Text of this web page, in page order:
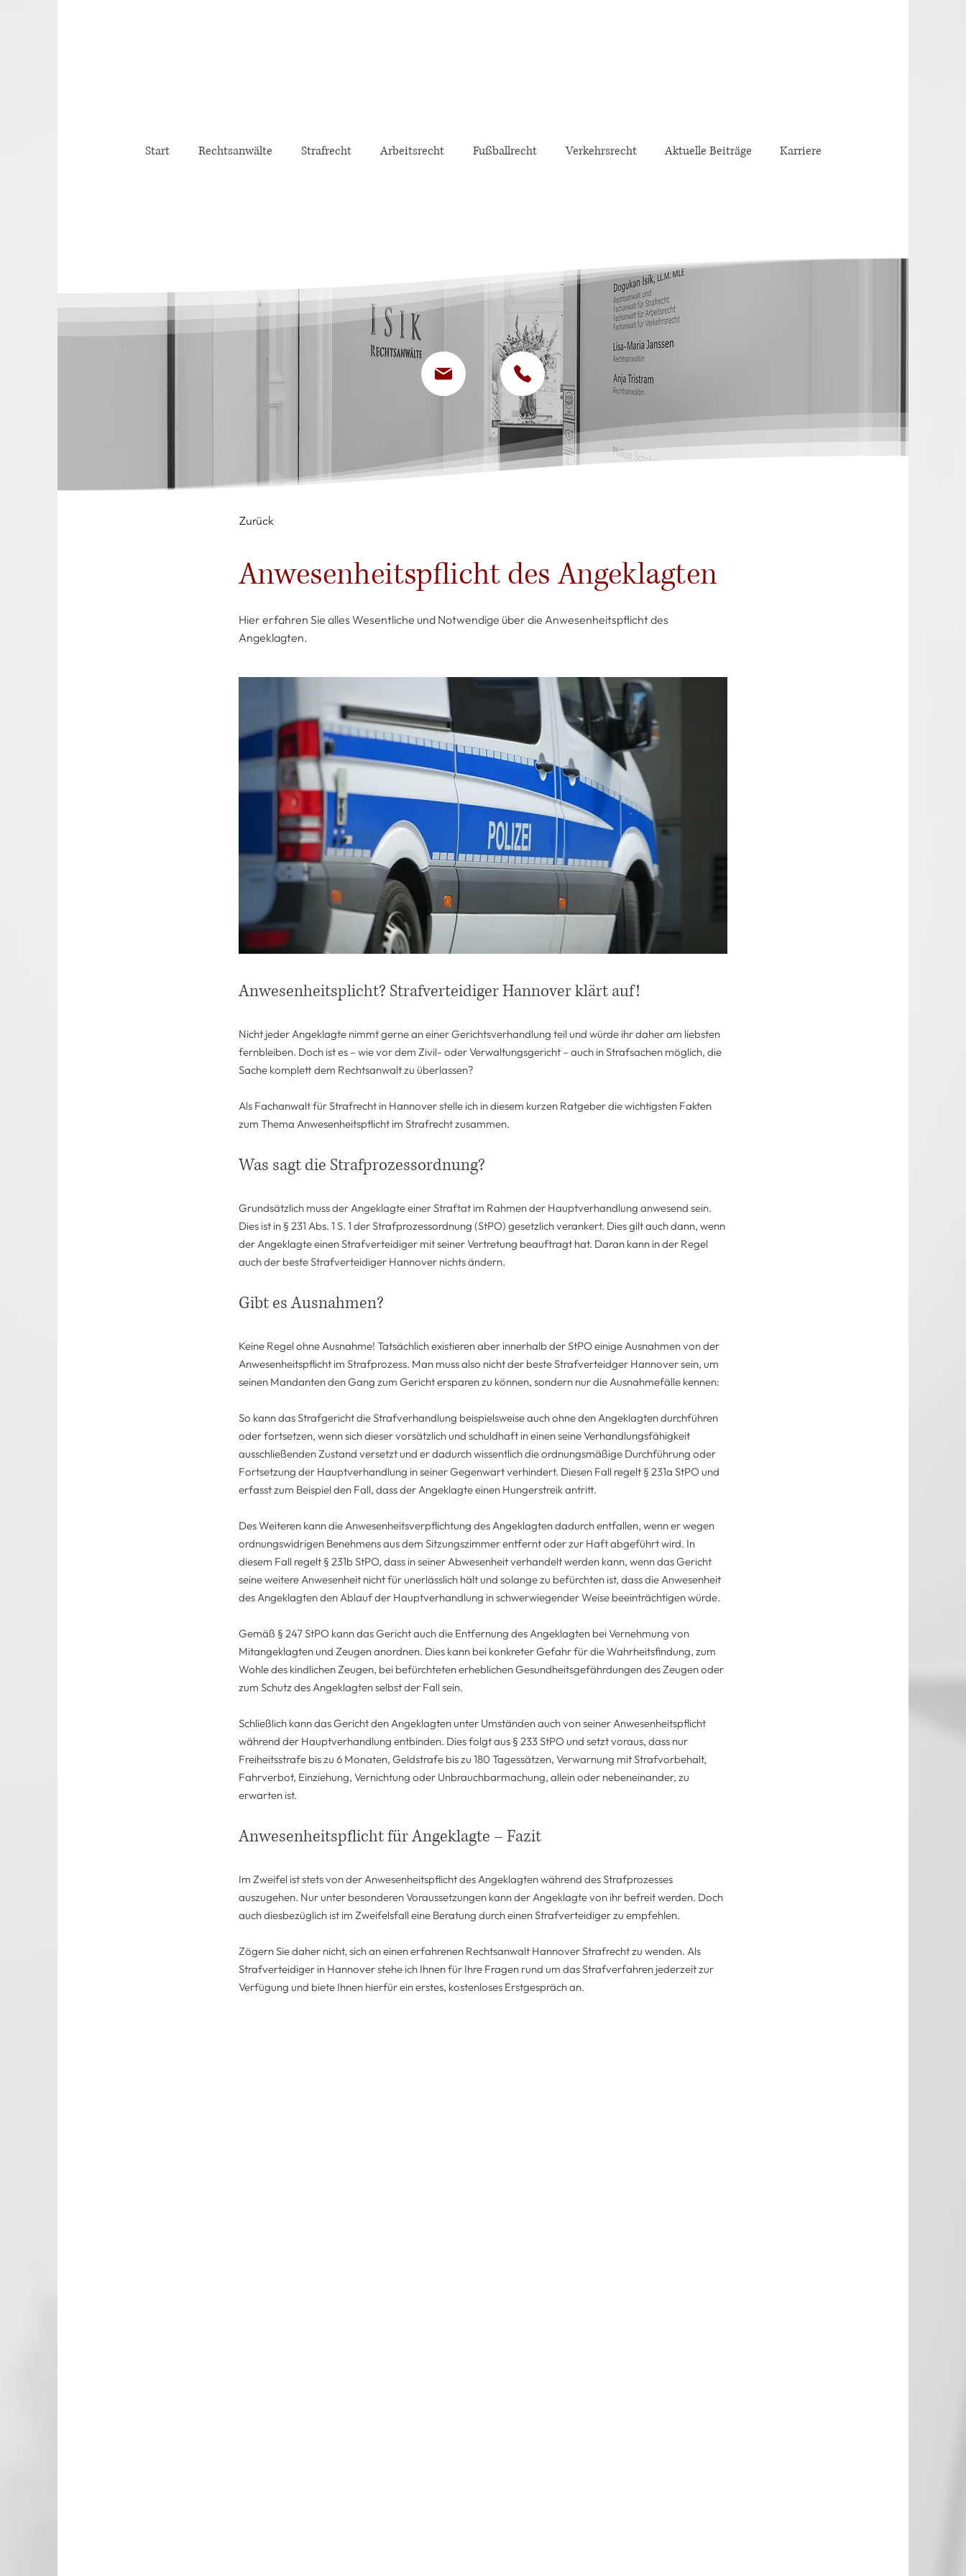
Start Rechtsanwälte Strafrecht Arbeitsrecht Fußballrecht Verkehrsrecht Aktuelle Beiträge Karriere
Zurück
Anwesenheitspflicht des Angeklagten
Hier erfahren Sie alles Wesentliche und Notwendige über die Anwesenheitspflicht des
Angeklagten.
Anwesenheitsplicht? Strafverteidiger Hannover klärt auf!
Nicht jeder Angeklagte nimmt gerne an einer Gerichtsverhandlung teil und würde ihr daher am liebsten
fernbleiben. Doch ist es – wie vor dem Zivil- oder Verwaltungsgericht – auch in Strafsachen möglich, die
Sache komplett dem Rechtsanwalt zu überlassen?
Als Fachanwalt für Strafrecht in Hannover stelle ich in diesem kurzen Ratgeber die wichtigsten Fakten
zum Thema Anwesenheitspflicht im Strafrecht zusammen.
Was sagt die Strafprozessordnung?
Grundsätzlich muss der Angeklagte einer Straftat im Rahmen der Hauptverhandlung anwesend sein.
Dies ist in § 231 Abs. 1 S. 1 der Strafprozessordnung (StPO) gesetzlich verankert. Dies gilt auch dann, wenn
der Angeklagte einen Strafverteidiger mit seiner Vertretung beauftragt hat. Daran kann in der Regel
auch der beste Strafverteidiger Hannover nichts ändern.
Gibt es Ausnahmen?
Keine Regel ohne Ausnahme! Tatsächlich existieren aber innerhalb der StPO einige Ausnahmen von der
Anwesenheitspflicht im Strafprozess. Man muss also nicht der beste Strafverteidger Hannover sein, um
seinen Mandanten den Gang zum Gericht ersparen zu können, sondern nur die Ausnahmefälle kennen:
So kann das Strafgericht die Strafverhandlung beispielsweise auch ohne den Angeklagten durchführen
oder fortsetzen, wenn sich dieser vorsätzlich und schuldhaft in einen seine Verhandlungsfähigkeit
ausschließenden Zustand versetzt und er dadurch wissentlich die ordnungsmäßige Durchführung oder
Fortsetzung der Hauptverhandlung in seiner Gegenwart verhindert. Diesen Fall regelt § 231a StPO und
erfasst zum Beispiel den Fall, dass der Angeklagte einen Hungerstreik antritt.
Des Weiteren kann die Anwesenheitsverpflichtung des Angeklagten dadurch entfallen, wenn er wegen
ordnungswidrigen Benehmens aus dem Sitzungszimmer entfernt oder zur Haft abgeführt wird. In
diesem Fall regelt § 231b StPO, dass in seiner Abwesenheit verhandelt werden kann, wenn das Gericht
seine weitere Anwesenheit nicht für unerlässlich hält und solange zu befürchten ist, dass die Anwesenheit
des Angeklagten den Ablauf der Hauptverhandlung in schwerwiegender Weise beeinträchtigen würde.
Gemäß § 247 StPO kann das Gericht auch die Entfernung des Angeklagten bei Vernehmung von
Mitangeklagten und Zeugen anordnen. Dies kann bei konkreter Gefahr für die Wahrheitsfindung, zum
Wohle des kindlichen Zeugen, bei befürchteten erheblichen Gesundheitsgefährdungen des Zeugen oder
zum Schutz des Angeklagten selbst der Fall sein.
Schließlich kann das Gericht den Angeklagten unter Umständen auch von seiner Anwesenheitspflicht
während der Hauptverhandlung entbinden. Dies folgt aus § 233 StPO und setzt voraus, dass nur
Freiheitsstrafe bis zu 6 Monaten, Geldstrafe bis zu 180 Tagessätzen, Verwarnung mit Strafvorbehalt,
Fahrverbot, Einziehung, Vernichtung oder Unbrauchbarmachung, allein oder nebeneinander, zu
erwarten ist.
Anwesenheitspflicht für Angeklagte – Fazit
Im Zweifel ist stets von der Anwesenheitspflicht des Angeklagten während des Strafprozesses
auszugehen. Nur unter besonderen Voraussetzungen kann der Angeklagte von ihr befreit werden. Doch
auch diesbezüglich ist im Zweifelsfall eine Beratung durch einen Strafverteidiger zu empfehlen.
Zögern Sie daher nicht, sich an einen erfahrenen Rechtsanwalt Hannover Strafrecht zu wenden. Als
Strafverteidiger in Hannover stehe ich Ihnen für Ihre Fragen rund um das Strafverfahren jederzeit zur
Verfügung und biete Ihnen hierfür ein erstes, kostenloses Erstgespräch an.